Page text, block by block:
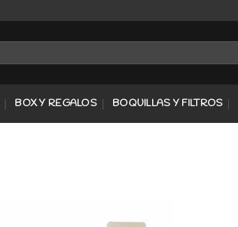
BOX Y REGALOS BOQUILLAS Y FILTROS